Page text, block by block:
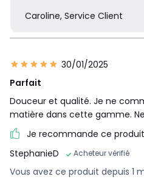
Caroline, Service Client
30/01/2025
Parfait
Douceur et qualité. Je ne
matière dans cette gamme.
Je recommande ce produit
StephanieD
Acheteur vérifié
Vous avez ce produit depuis 1